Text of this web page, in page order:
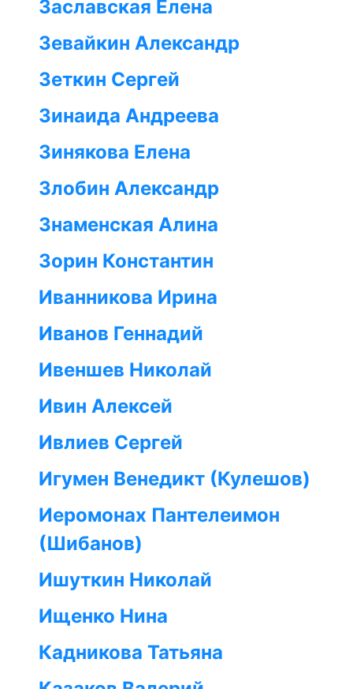
Заславская Елена
Зевайкин Александр
Зеткин Сергей
Зинаида Андреева
Зинякова Елена
Злобин Александр
Знаменская Алина
Зорин Константин
Иванникова Ирина
Иванов Геннадий
Ивеншев Николай
Ивин Алексей
Ивлиев Сергей
Игумен Венедикт (Кулешов)
Иеромонах Пантелеимон
(Шибанов)
Ишуткин Николай
Ищенко Нина
Кадникова Татьяна